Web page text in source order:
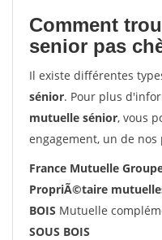
Comment
senior pas
Il existe différentes
sénior. Pour plus
mutuelle sénior, vous
engagement, un de
France Mutuelle
PropriÃ©taire
BOIS Mutuelle
SOUS BOIS